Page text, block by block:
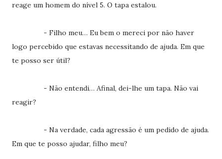
reage um homem do nível 5. O tapa estalou.
- Filho meu… Eu bem o mereci por não haver
logo percebido que estavas necessitando de ajuda. Em que
te posso ser útil?
- Não entendi… Afinal, dei-lhe um tapa. Não vai
reagir?
- Na verdade, cada agressão é um pedido de ajuda.
Em que te posso ajudar, filho meu?